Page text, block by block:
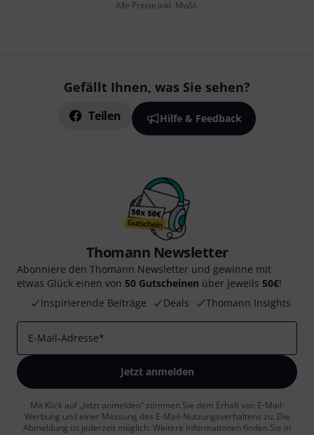
Alle Preise inkl. MwSt.
Gefällt Ihnen, was Sie sehen?
Teilen Hilfe & Feedback
Thomann Newsletter
Abonniere den Thomann Newsletter und gewinne mit
etwas Glück einen von 50 Gutscheinen über jeweils 50€!
Inspirierende Beiträge
Deals Thomann Insights
E-Mail-Adresse*
Jetzt anmelden
Mit Klick auf „Jetzt anmelden“ stimmen Sie dem Erhalt von E-Mail-
Werbung und einer Messung des E-Mail-Nutzungsverhaltens zu. Die
Abmeldung ist jederzeit möglich. Weitere Informationen finden Sie in